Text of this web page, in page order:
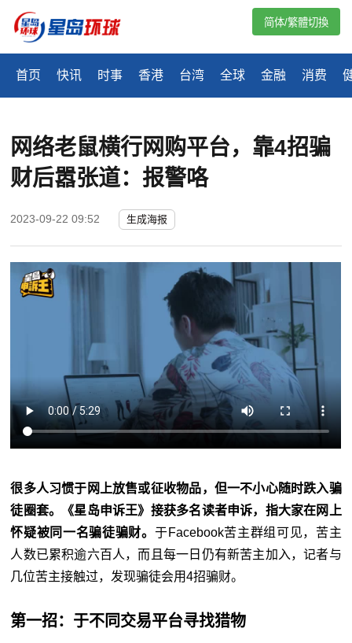
首页 快讯 时事 香港 台湾 全球 金融 消费
简体/繁體切換
网络老鼠横行网购平台，靠4招骗
财后嚣张道：报警咯
2023-09-22 09:52 生成海报
很多人习惯于网上放售或征收物品，但一不小心随时跌入骗
徒圈套。《星岛申诉王》接获多名读者申诉，指大家在网上
怀疑被同一名骗徒骗财。 于Facebook苦主群组可见，苦主
人数已累积逾六百人，而且每一日仍有新苦主加入，记者与
几位苦主接触过，发现骗徒会用4招骗财。
第一招：于不同交易平台寻找猎物